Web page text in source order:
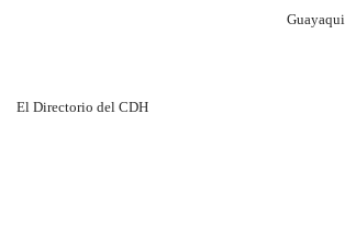
El Directorio del CDH